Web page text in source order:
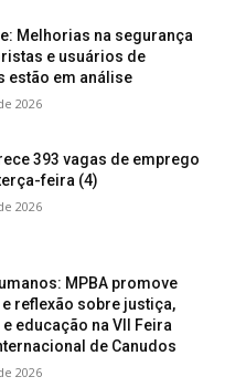
Melhorias na segurança
e usuários de
estão em análise
2026
393 vagas de emprego
feira (4)
2026
MPBA promove
reflexão sobre justiça,
educação na VII Feira
de Canudos
2026